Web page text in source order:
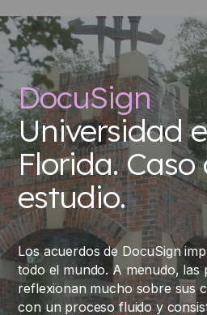
DocuSign
Universidad
Florida. Caso
estudio.
Los acuerdos de DocuSign
todo el mundo. A menudo, las
reflexionan mucho sobre sus
con un proceso fluido y